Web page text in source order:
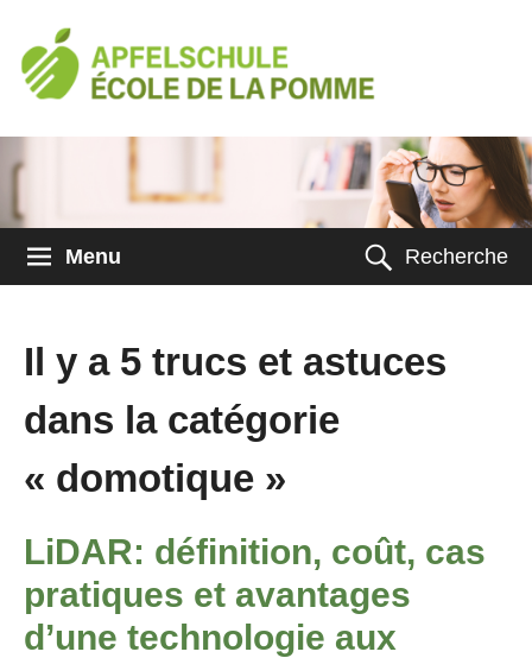
Menu Recherche
Il y a 5 trucs et astuces
dans la catégorie
« domotique »
LiDAR: définition, coût, cas
pratiques et avantages
d’une technologie aux